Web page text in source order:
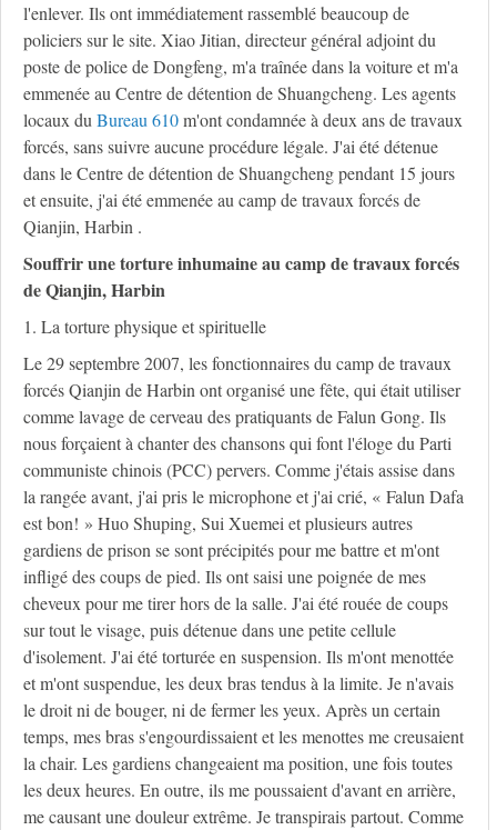
l'enlever. Ils ont immédiatement rassemblé beaucoup de
policiers sur le site. Xiao Jitian, directeur général adjoint du
poste de police de Dongfeng, m'a traînée dans la voiture et m'a
emmenée au Centre de détention de Shuangcheng. Les agents
locaux duBureau 610m'ont condamnée à deux ans de travaux
forcés, sans suivre aucune procédure légale. J'ai été détenue
dans le Centre de détention de Shuangcheng pendant 15 jours
et ensuite, j'ai été emmenée au camp de travaux forcés de
Qianjin, Harbin .
Souffrir une torture inhumaine au camp de travaux forcés
de Qianjin, Harbin
1. La torture physique et spirituelle
Le 29 septembre 2007, les fonctionnaires du camp de travaux
forcés Qianjin de Harbin ont organisé une fête, qui était utiliser
comme lavage de cerveau des pratiquants de Falun Gong. Ils
nous forçaient à chanter des chansons qui font l'éloge du Parti
communiste chinois (PCC) pervers. Comme j'étais assise dans
la rangée avant, j'ai pris le microphone et j'ai crié, « Falun Dafa
est bon! » Huo Shuping, Sui Xuemei et plusieurs autres
gardiens de prison se sont précipités pour me battre et m'ont
infligé des coups de pied. Ils ont saisi une poignée de mes
cheveux pour me tirer hors de la salle. J'ai été rouée de coups
sur tout le visage, puis détenue dans une petite cellule
d'isolement. J'ai été torturée en suspension. Ils m'ont menottée
et m'ont suspendue, les deux bras tendus à la limite. Je n'avais
le droit ni de bouger, ni de fermer les yeux. Après un certain
temps, mes bras s'engourdissaient et les menottes me creusaient
la chair. Les gardiens changeaient ma position, une fois toutes
les deux heures. En outre, ils me poussaient d'avant en arrière,
me causant une douleur extrême. Je transpirais partout. Comme